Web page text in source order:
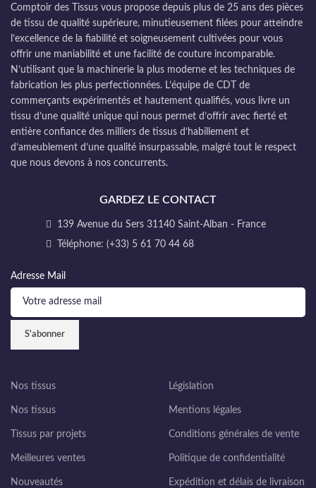
Comptoir des Tissus vous propose depuis plus de 25 ans des pièces
de tissu de qualité supérieure, minutieusement filées pour atteindre
l’excellence de la fiabilité et soigneusement cultivées pour vous
offrir une maniabilité et une facilité de couture incomparable.
N’utilisant que la machinerie la plus moderne et les techniques de
fabrication les plus perfectionnées. L’équipe de CDT de
commerçants expérimentés et hautement qualifiés, vous livre un
tissu d’une qualité unique qui nous permet d’offrir avec fierté et
entière confiance des milliers de tissus d’habillement et
d’ameublement d’une qualité insurpassable, malgré tout le respect
que nous devons à nos concurrents.
GARDEZ LE CONTACT
139 Avenue du Sers 31140 Saint-Alban - France
Téléphone: (+33) 5 61 70 44 68
Adresse Mail
Nos tissus
Nos tissus
Tissus par projets
Meilleures ventes
Nouveautés
Législation
Mentions légales
Conditions générales de vente
Politique de confidentialité
Expédition et délais de livraison